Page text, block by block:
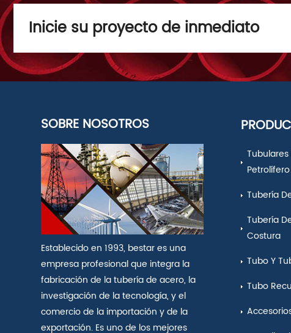
Inicie su proyecto de inmediato
SOBRE NOSOTROS
Establecido en 1993, bestar es una
empresa profesional que integra la
fabricación de la tubería de acero, la
investigación de la tecnología, y el
comercio de la importación y de la
exportación. Es uno de los mejores
Tubería
Tubería
Costura
Tubo Y
Tubo